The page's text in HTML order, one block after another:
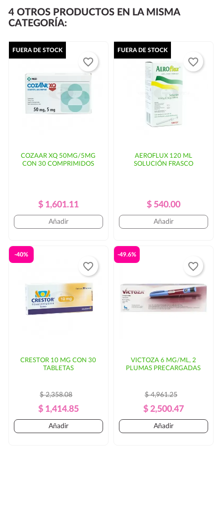
entregarse al día siguiente.
habituales de puede haber un
incremento en el costo del envío y/o mayor tiempo de
entrega. En ese caso, se solicitaría autorización por
parte del cliente.
4 OTROS PRODUCTOS EN LA MISMA
CATEGORÍA:
COZAAR XQ 50MG/5MG
CON 30 COMPRIMIDOS
Precio
Regular
Precio
$ 1,601.11
FUERA DE STOCK
Añadir
favorite_border
AEROFLUX 120 ML
SOLUCIÓN FRASCO
Precio
Regular
Precio
$ 540.00
FUERA DE STOCK
Añadir
favorite_border
CRESTOR 10 MG CON 30
TABLETAS
Precio
Regular
$ 2,358.08
Precio
$ 1,414.85
-40%
Añadir
favorite_border
VICTOZA 6 MG/ML, 2
PLUMAS PRECARGADAS
Precio
Regular
$ 4,961.25
Precio
$ 2,500.47
-49.6%
Añadir
favorite_border